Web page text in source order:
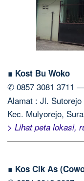
∎ Kost Bu Woko
✆ 0857 3081 3711
Alamat : Jl.
Kec. Mulyorejo,
> Lihat peta lokasi,
∎ Kos Cik As